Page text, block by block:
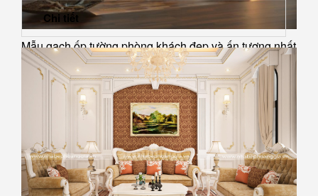
Mẫu gạch ốp tường phòng khách đẹp và ấn tượng nhất
hiện nay
Chi tiết